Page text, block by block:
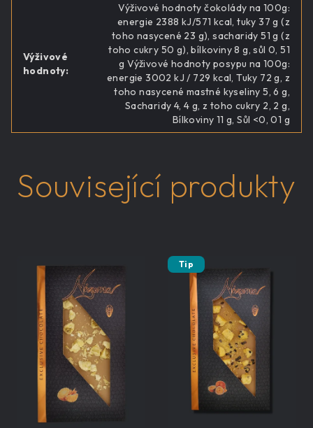
Výživové
hodnoty:
Výživové hodnoty čokolády na 100g:
energie 2388 kJ/571 kcal, tuky 37 g (z
toho nasycené 23 g), sacharidy 51 g (z
toho cukry 50 g), bílkoviny 8 g, sůl 0, 51
g Výživové hodnoty posypu na 100g:
energie 3002 kJ / 729 kcal, Tuky 72 g, z
toho nasycené mastné kyseliny 5, 6 g,
Sacharidy 4, 4 g, z toho cukry 2, 2 g,
Bílkoviny 11 g, Sůl <0, 01 g
Související produkty
Tip